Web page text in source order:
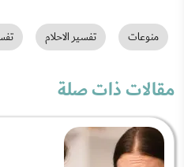
منوعات تفسير الاحلام
مقالات ذات صلة